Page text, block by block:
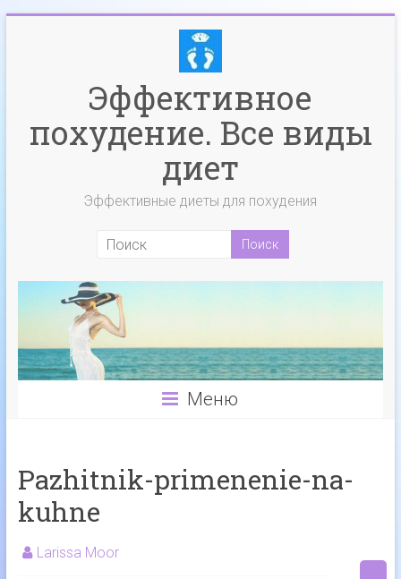
Эффективное
похудение. Все виды
диет
Эффективные диеты для похудения
Меню
Pazhitnik-primenenie-na-
kuhne
Larissa Moor